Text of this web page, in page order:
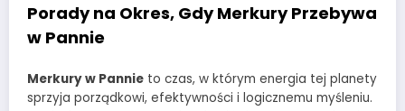
Porady na Okres, Gdy Merkury Przebywa
w Pannie
Merkury w Pannie to czas, w którym energia tej planety
sprzyja porządkowi, efektywności i logicznemu myśleniu.